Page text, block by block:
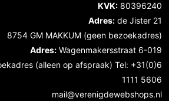
KVK: 80396240
Adres: de Jister 21
8754 GM MAKKUM (geen bezoekadres)
Adres: Wagenmakersstraat 6-019
(alleen op afspraak) Tel: +31(0)6
1111 5606
mail@verenigdewebshops.nl